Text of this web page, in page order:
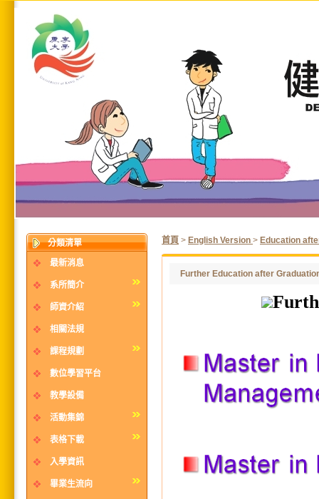
分類清單
最新消息
系所簡介
師資介紹
相關法規
課程規劃
數位學習平台
教學設備
活動集錦
表格下載
入學資訊
畢業生流向
首頁 > English Version > Education
Further Education after